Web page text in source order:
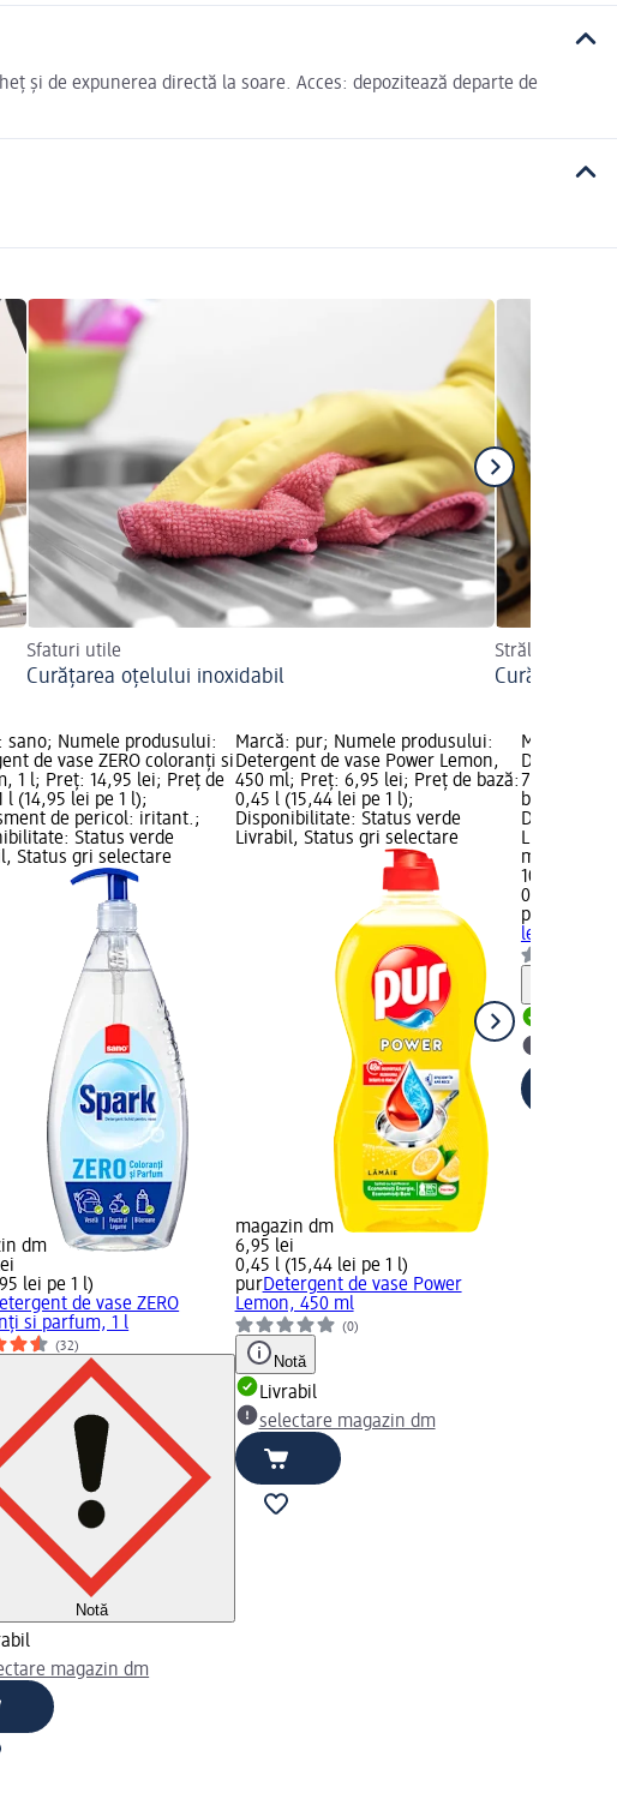
și de expunerea directă la soare. Acces: depozitează departe de
Sfaturi utile
Curățarea oțelului inoxidabil
Strălucitor în
Curățarea
sano; Numele produsului:
de vase ZERO coloranți si
1 l; Preț: 14,95 lei; Preț de
l (14,95 lei pe 1 l);
de pericol: iritant.;
Status verde
Status gri selectare
dm
lei pe 1 l)
de vase ZERO
si parfum, 1 l
(32)
Notă
magazin dm
Marcă: pur; Numele produsului:
Detergent de vase Power Lemon,
450 ml; Preț: 6,95 lei; Preț de bază:
0,45 l (15,44 lei pe 1 l);
Disponibilitate: Status verde
Livrabil, Status gri selectare
magazin dm
6,95 lei
0,45 l (15,44 lei pe 1 l)
purDetergent de vase Power
Lemon, 450 ml
(0)
Notă
Livrabil
selectare magazin dm
Marcă:
Detergent
750 ml;
bază: 0,75
Livrabil,
magazin
10,95 lei
0,75 l
pur
lemon, 750